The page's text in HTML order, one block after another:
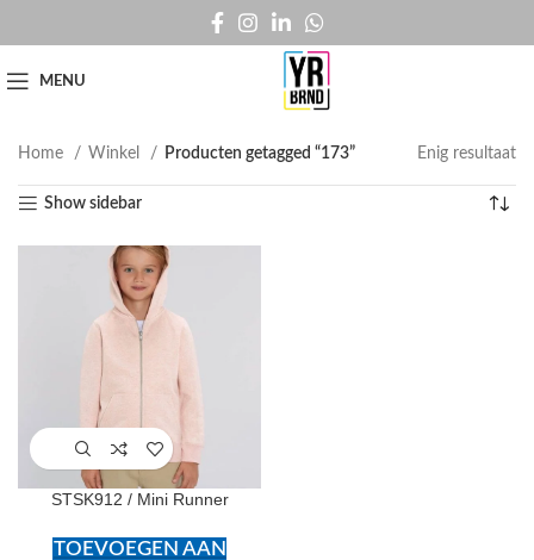
MENU
Home Winkel Producten getagged “173” Enig resultaat
Show sidebar
STSK912 / Mini Runner
TOEVOEGEN AAN